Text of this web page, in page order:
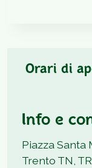
Orari di
Info e
Piazza Santa
Trento TN,